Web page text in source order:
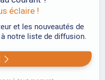
éclaire !
et les nouveautés de
notre liste de diffusion.